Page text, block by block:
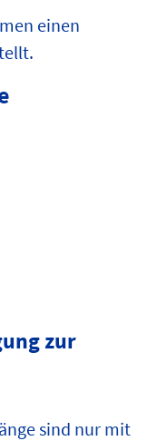
einen
zur
sind nur mit